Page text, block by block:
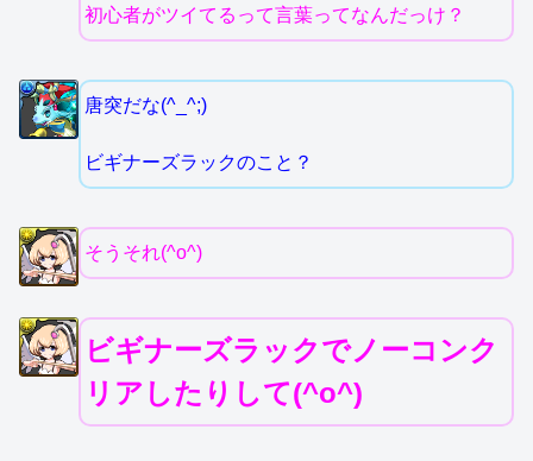
初心者がツイてるって言葉ってなんだっけ？
唐突だな(^_^;)
ビギナーズラックのこと？
そうそれ(^o^)
ビギナーズラックでノーコンク
リアしたりして(^o^)